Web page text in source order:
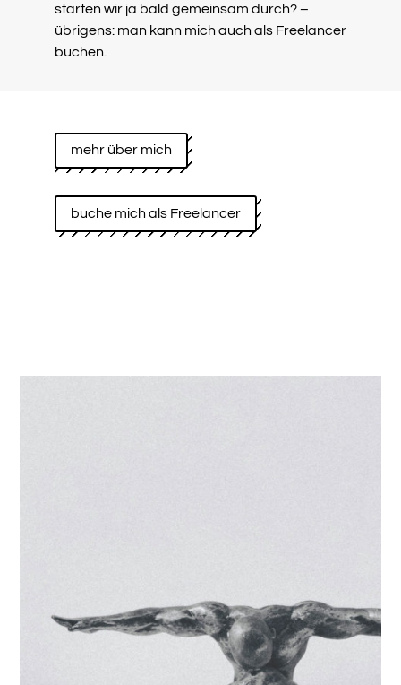
starten wir ja bald gemeinsam durch? –
übrigens: man kann mich auch als Freelancer
buchen.
mehr über mich
buche mich als Freelancer